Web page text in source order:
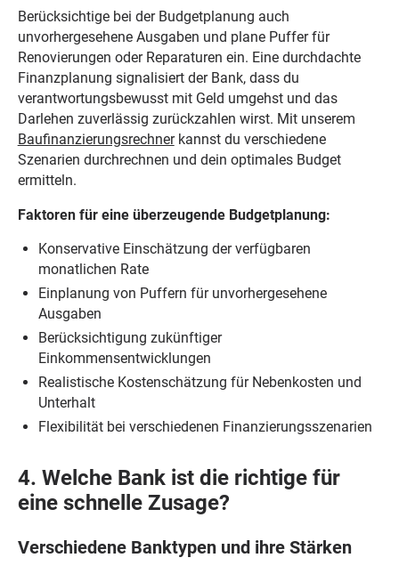
Berücksichtige bei der Budgetplanung auch
unvorhergesehene Ausgaben und plane Puffer für
Renovierungen oder Reparaturen ein. Eine durchdachte
Finanzplanung signalisiert der Bank, dass du
verantwortungsbewusst mit Geld umgehst und das
Darlehen zuverlässig zurückzahlen wirst. Mit unserem
Baufinanzierungsrechnerkannst du verschiedene
Szenarien durchrechnen und dein optimales Budget
ermitteln.
Faktoren für eine überzeugende Budgetplanung:
Konservative Einschätzung der verfügbaren
monatlichen Rate
Einplanung von Puffern für unvorhergesehene
Ausgaben
Berücksichtigung zukünftiger
Einkommensentwicklungen
Realistische Kostenschätzung für Nebenkosten und
Unterhalt
Flexibilität bei verschiedenen Finanzierungsszenarien
4. Welche Bank ist die richtige für
eine schnelle Zusage?
Verschiedene Banktypen und ihre Stärken